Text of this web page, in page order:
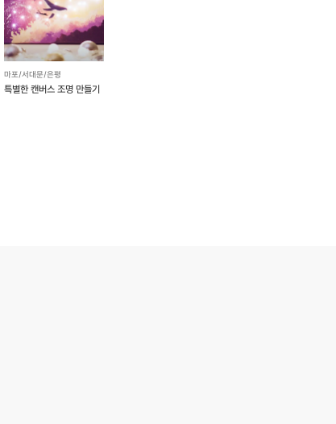
마포/서대문/은평
특별한 캔버스 조명 만들기